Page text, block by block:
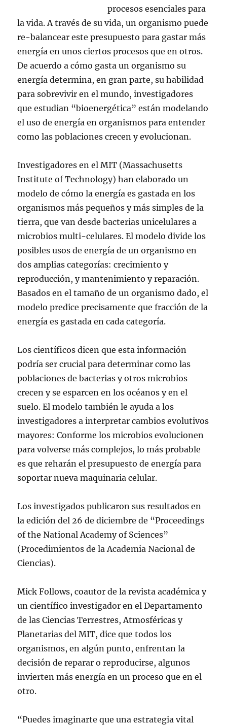
procesos esenciales para
la vida. A través de su vida, un organismo puede
re-balancear este presupuesto para gastar más
energía en unos ciertos procesos que en otros.
De acuerdo a cómo gasta un organismo su
energía determina, en gran parte, su habilidad
para sobrevivir en el mundo, investigadores
que estudian “bioenergética” están modelando
el uso de energía en organismos para entender
como las poblaciones crecen y evolucionan.
Investigadores en el MIT (Massachusetts
Institute of Technology) han elaborado un
modelo de cómo la energía es gastada en los
organismos más pequeños y más simples de la
tierra, que van desde bacterias unicelulares a
microbios multi-celulares. El modelo divide los
posibles usos de energía de un organismo en
dos amplias categorías: crecimiento y
reproducción, y mantenimiento y reparación.
Basados en el tamaño de un organismo dado, el
modelo predice precisamente que fracción de la
energía es gastada en cada categoría.
Los científicos dicen que esta información
podría ser crucial para determinar como las
poblaciones de bacterias y otros microbios
crecen y se esparcen en los océanos y en el
suelo. El modelo también le ayuda a los
investigadores a interpretar cambios evolutivos
mayores: Conforme los microbios evolucionen
para volverse más complejos, lo más probable
es que reharán el presupuesto de energía para
soportar nueva maquinaria celular.
Los investigados publicaron sus resultados en
la edición del 26 de diciembre de “Proceedings
of the National Academy of Sciences”
(Procedimientos de la Academia Nacional de
Ciencias).
Mick Follows, coautor de la revista académica y
un científico investigador en el Departamento
de las Ciencias Terrestres, Atmosféricas y
Planetarias del MIT, dice que todos los
organismos, en algún punto, enfrentan la
decisión de reparar o reproducirse, algunos
invierten más energía en un proceso que en el
otro.
“Puedes imaginarte que una estrategia vital